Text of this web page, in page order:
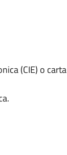
(CIE) o carta